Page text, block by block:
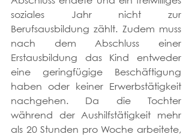
soziales Jahr nicht zur
Berufsausbildung zählt. Zudem muss
nach dem Abschluss einer
Erstausbildung das Kind entweder
eine geringfügige Beschäftigung
haben oder keiner Erwerbstätigkeit
nachgehen. Da die Tochter
während der Aushilfstätigkeit mehr
als 20 Stunden pro Woche arbeitete,